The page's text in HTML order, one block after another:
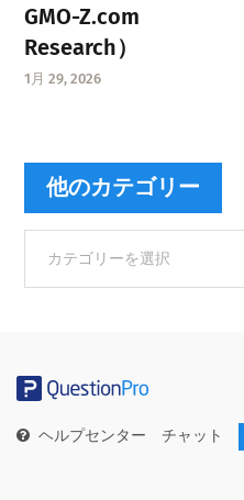
GMO-Z.com
Research）
1月 29, 2026
他のカテゴリー
カ
ー
ヘルプセンター チャット